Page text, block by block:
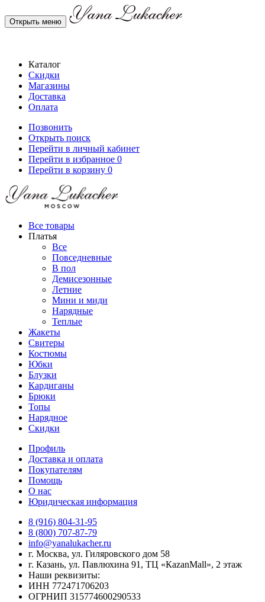
Открыть меню
Каталог
Скидки
Магазины
Доставка
Оплата
Позвонить
Открыть поиск
Перейти в личный кабинет
Перейти в избранное 0
Перейти в корзину 0
Все товары
Платья
Все
Повседневные
В пол
Демисезонные
Летние
Мини и миди
Нарядные
Теплые
Жакеты
Свитеры
Костюмы
Юбки
Блузки
Кардиганы
Брюки
Топы
Нарядное
Скидки
Профиль
Доставка и оплата
Покупателям
Помощь
О нас
Юридическая информация
8 (916) 804-31-95
8 (800) 707-87-79
info@yanalukacher.ru
г. Москва, ул. Гиляровского дом 58
г. Казань, ул. Павлюхина 91, ТЦ «КazanMall», 2 этаж
Наши реквизиты:
ИНН 772471706203
ОГРНИП 315774600290533